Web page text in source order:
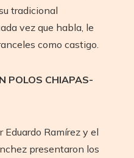
tradicional
vez que habla, le
como castigo.
POLOS CHIAPAS-
Eduardo Ramírez y el
presentaron los